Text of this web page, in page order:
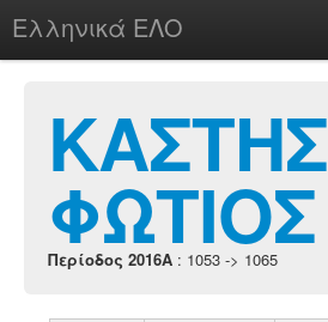
Ελληνικά ΕΛΟ
chesstu.be @ discord
Login
ΚΑΣΤΗΣ
ΦΩΤΙΟΣ
Περίοδος 2016A : 1053 -> 1065